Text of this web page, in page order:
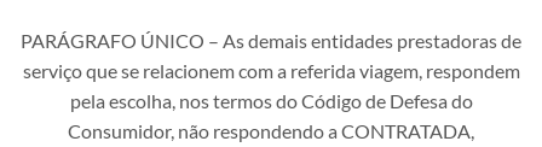
PARÁGRAFO ÚNICO – As demais entidades prestadoras de
serviço que se relacionem com a referida viagem, respondem
pela escolha, nos termos do Código de Defesa do
Consumidor, não respondendo a CONTRATADA,